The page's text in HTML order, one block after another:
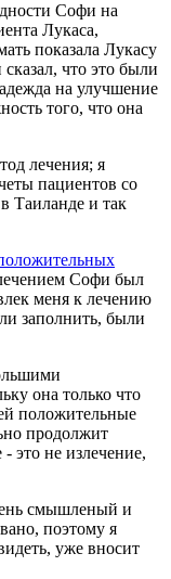
Софи на
Лукаса,
показала Лукасу
что это были
на улучшение
того, что она
лечения; я
пациентов со
Таиланде и так
Софи был
меня к лечению
заполнить, были
она только что
положительные
продолжит
это не излечение,
смышленый и
поэтому я
уже вносит